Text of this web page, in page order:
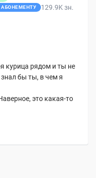
129.9K зн.
курица рядом и ты не
бы ты, в чем я
это какая-то